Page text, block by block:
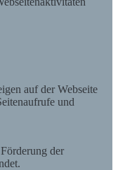
auf der Webseite
und
der